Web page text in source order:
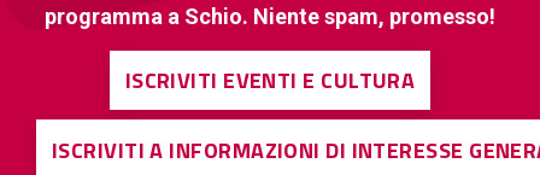
programma a Schio. Niente spam, promesso!
ISCRIVITI EVENTI E CULTURA
ISCRIVITI A INFORMAZIONI DI INTERESSE